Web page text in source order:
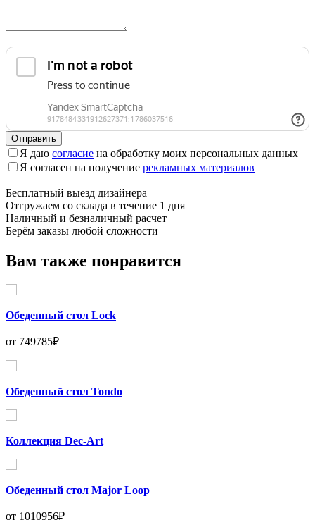
Отправить
Я даю согласие на обработку моих персональных данных
Я согласен на получение рекламных материалов
Бесплатный выезд дизайнера
Отгружаем со склада в течение 1 дня
Наличный и безналичный расчет
Берём заказы любой сложности
Вам также понравится
Обеденный стол Lock
от 749785₽
Обеденный стол Tondo
Коллекция Dec-Art
Обеденный стол Major Loop
от 1010956₽